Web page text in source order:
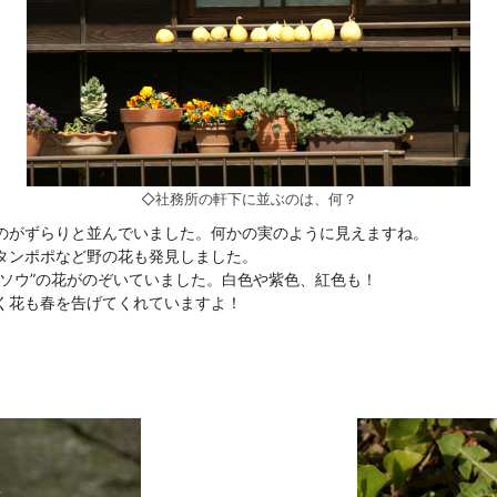
◇社務所の軒下に並ぶのは、何？
ずらりと並んでいました。何かの実のように見えますね。
ポポなど野の花も発見しました。
”の花がのぞいていました。白色や紫色、紅色も！
も春を告げてくれていますよ！